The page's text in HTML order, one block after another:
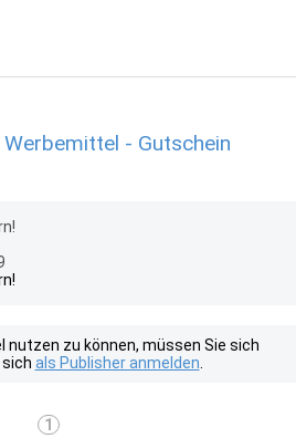
- Gutschein
nutzen zu können, müssen Sie sich
als Publisher anmelden
1